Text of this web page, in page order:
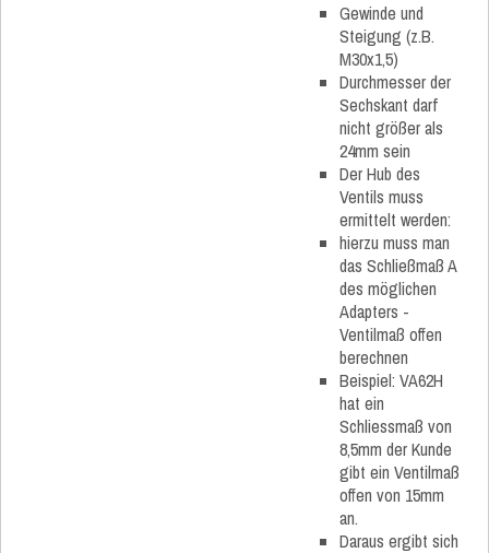
Gewinde und
Steigung (z.B.
M30x1,5)
Durchmesser der
Sechskant darf
nicht größer als
24mm sein
Der Hub des
Ventils muss
ermittelt werden:
hierzu muss man
das Schließmaß A
des möglichen
Adapters -
Ventilmaß offen
berechnen
Beispiel: VA62H
hat ein
Schliessmaß von
8,5mm der Kunde
gibt ein Ventilmaß
offen von 15mm
an.
Daraus ergibt sich